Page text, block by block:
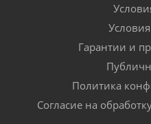
Гарантии и
Политика
Согласие на